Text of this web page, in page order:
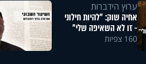
ערוץ הידברות
אחיה שוק: "להיות חילוני
- זו לא השאיפה שלי"
160 צפיות